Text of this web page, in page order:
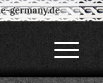
germany.de